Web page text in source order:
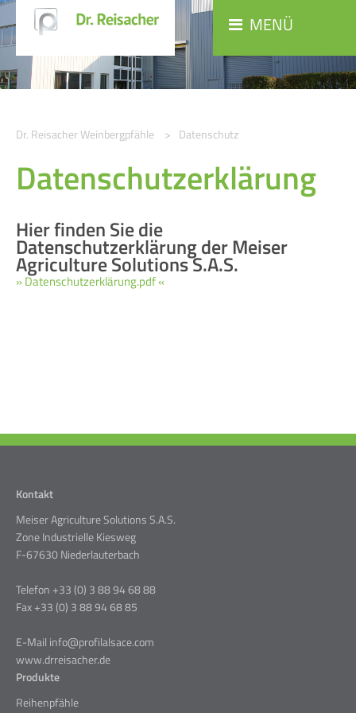
MENÜ
Dr. Reisacher Weinbergpfähle Datenschutz
Datenschutzerklärung
Hier finden Sie die
Datenschutzerklärung der Meiser
Agriculture Solutions S.A.S.
» Datenschutzerklärung.pdf «
Kontakt
Meiser Agriculture Solutions S.A.S.
Zone Industrielle Kiesweg
F-67630 Niederlauterbach
Telefon +33 (0) 3 88 94 68 88
Fax +33 (0) 3 88 94 68 85
E-Mail info@profilalsace.com
www.drreisacher.de
Produkte
Reihenpfähle